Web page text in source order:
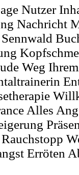
Nutzer
Nachricht
Weg
Alles
Erröten